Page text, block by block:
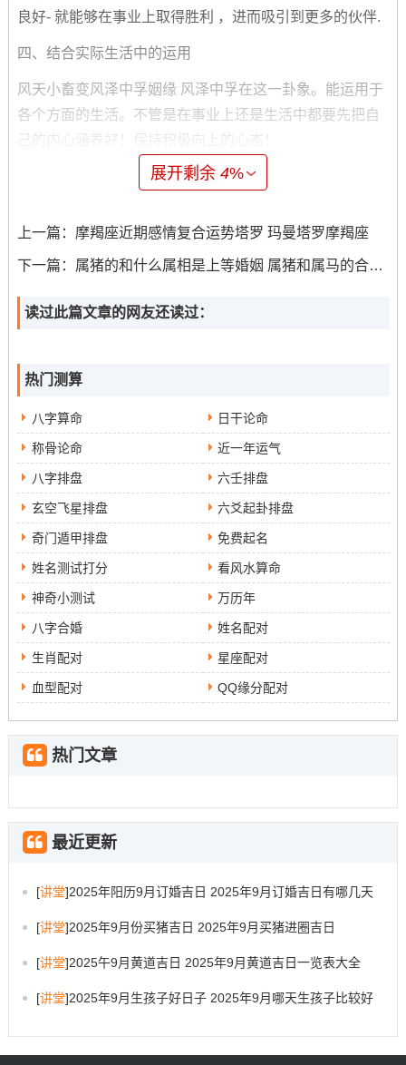
良好- 就能够在事业上取得胜利 ，进而吸引到更多的伙伴.
四、结合实际生活中的运用
风天小畜变风泽中孚姻缘 风泽中孚在这一卦象。能运用于
各个方面的生活。不管是在事业上还是生活中都要先把自
如此一来,才能够吸引到自己符合标准的伴侣，并充分挖掘
展开剩余4%
上一篇： 摩羯座近期感情复合运势塔罗 玛曼塔罗摩羯座
下一篇： 属猪的和什么属相是上等婚姻 属猪和属马的合得来吗
读过此篇文章的网友还读过：
热门测算
八字算命 日干论命
称骨论命 近一年运气
八字排盘 六壬排盘
玄空飞星排盘 六爻起卦排盘
奇门遁甲排盘 免费起名
姓名测试打分 看风水算命
神奇小测试 万历年
八字合婚 姓名配对
生肖配对 星座配对
血型配对 QQ缘分配对
热门文章
最近更新
[讲堂]2025年阳历9月订婚吉日 2025年9月订婚吉日有哪几天
[讲堂]2025年9月份买猪吉日 2025年9月买猪进圈吉日
[讲堂]2025午9月黄道吉日 2025年9月黄道吉日一览表大全
[讲堂]2025年9月生孩子好日子 2025年9月哪天生孩子比较好